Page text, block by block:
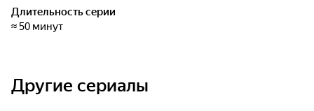
Длительность серии
≈ 50 минут
Другие сериалы